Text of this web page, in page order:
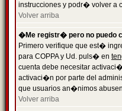
instrucciones y podr� volver a
Volver arriba
�Me registr� pero no puedo
Primero verifique que est�
para COPPA y Ud. puls� en
cuenta debe necesitar
activaci�n por parte del
que usuarios an�nimos
Volver arriba